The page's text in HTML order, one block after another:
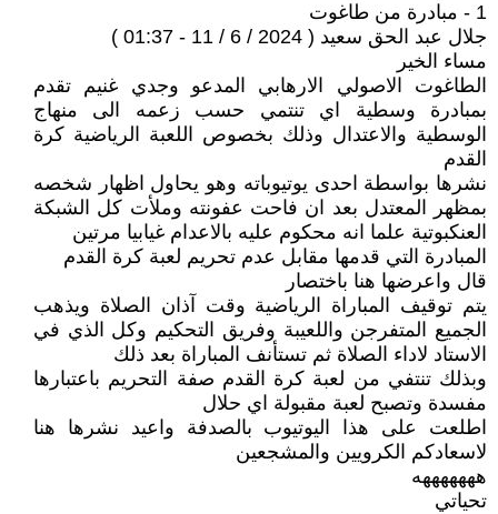
1 - مبادرة من طاغوت
جلال عبد الحق سعيد ( 2024 / 6 / 11 - 01:37 )
مساء الخير
الطاغوت الاصولي الارهابي المدعو وجدي غنيم تقدم
بمبادرة وسطية اي تنتمي حسب زعمه الى منهاج
الوسطية والاعتدال وذلك بخصوص اللعبة الرياضية كرة
القدم
نشرها بواسطة احدى يوتيوباته وهو يحاول اظهار شخصه
بمظهر المعتدل بعد ان فاحت عفونته وملأت كل الشبكة
العنكبوتية علما انه محكوم عليه بالاعدام غيابيا مرتين
المبادرة التي قدمها مقابل عدم تحريم لعبة كرة القدم
قال واعرضها هنا باختصار
يتم توقيف المباراة الرياضية وقت آذان الصلاة ويذهب
الجميع المتفرجن واللعيبة وفريق التحكيم وكل الذي في
الاستاد لاداء الصلاة ثم تستأنف المباراة بعد ذلك
وبذلك تنتفي من لعبة كرة القدم صفة التحريم باعتبارها
مفسدة وتصبح لعبة مقبولة اي حلال
اطلعت على هذا اليوتيوب بالصدفة واعيد نشرها هنا
لاسعادكم الكرويين والمشجعين
هههههههه
تحياتي